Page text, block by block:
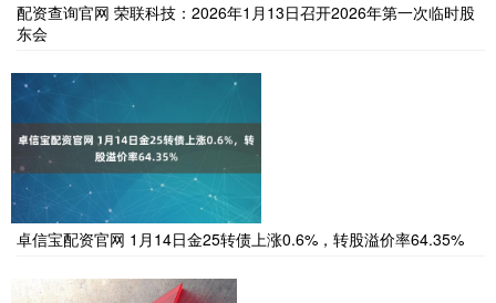
配资查询官网 荣联科技：2026年1月13日召开2026年第一次临时股
东会
卓信宝配资官网 1月14日金25转债上涨0.6%，转股溢价率64.35%